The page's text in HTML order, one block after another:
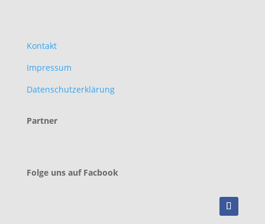
Kontakt
Impressum
Datenschutzerklärung
Partner
Folge uns auf Facbook